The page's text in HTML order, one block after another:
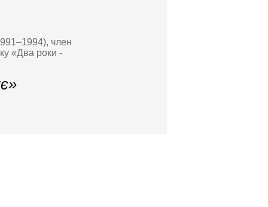
член
«Два роки -